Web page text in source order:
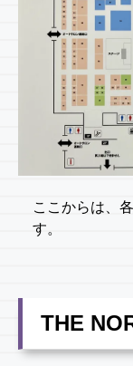
ここからは、
す。
THE